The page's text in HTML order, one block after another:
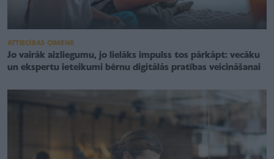
ATTIECĪBAS ĢIMENĒ
Jo vairāk aizliegumu, jo lielāks impulss tos pārkāpt: vecāku
un ekspertu ieteikumi bērnu digitālās pratības veicināšanai